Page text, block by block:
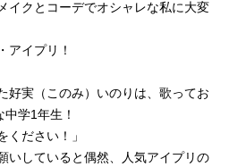
イクとコーデでオシャレな私に大変
アイプリ！
好実（このみ）いのりは、歌ってお
学1年生！
ください！」
いしていると偶然、人気アイプリの